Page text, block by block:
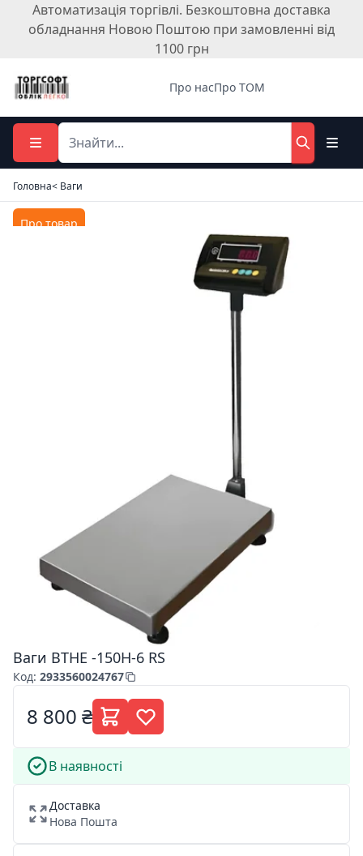
Автоматизація торгівлі. Безкоштовна доставка
обладнання Новою Поштою при замовленні від
1100 грн
Про насПро ТОМ
Головна< Ваги
Про товар
Ваги ВТНЕ -150Н-6 RS
Код: 2933560024767
8 800 ₴
В наявності
Доставка
Нова Пошта